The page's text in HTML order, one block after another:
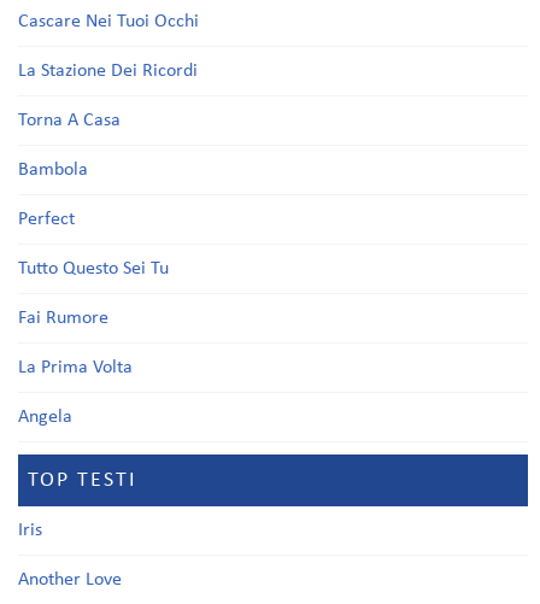
Cascare Nei Tuoi Occhi
La Stazione Dei Ricordi
Torna A Casa
Bambola
Perfect
Tutto Questo Sei Tu
Fai Rumore
La Prima Volta
Angela
TOP TESTI
Iris
Another Love